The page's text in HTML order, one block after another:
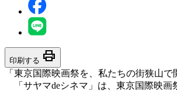
印刷する print
「東京国際映画祭を、私たちの街狭山
「サヤマdeシネマ」は、東京国際映画